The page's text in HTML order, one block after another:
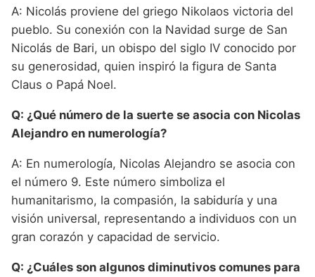
A: Nicolás proviene del griego Nikolaos victoria del
pueblo. Su conexión con la Navidad surge de San
Nicolás de Bari, un obispo del siglo IV conocido por
su generosidad, quien inspiró la figura de Santa
Claus o Papá Noel.
Q: ¿Qué número de la suerte se asocia con Nicolas
Alejandro en numerología?
A: En numerología, Nicolas Alejandro se asocia con
el número 9. Este número simboliza el
humanitarismo, la compasión, la sabiduría y una
visión universal, representando a individuos con un
gran corazón y capacidad de servicio.
Q: ¿Cuáles son algunos diminutivos comunes para